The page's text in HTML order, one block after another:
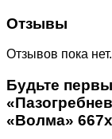
Отзывы
Отзывов пока нет.
Будьте
«Волма»